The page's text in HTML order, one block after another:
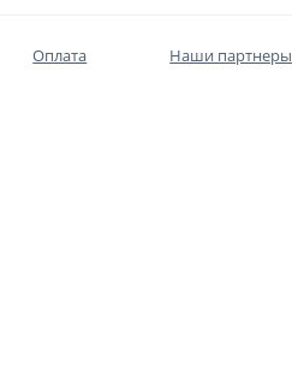
Оплата Наши партнеры